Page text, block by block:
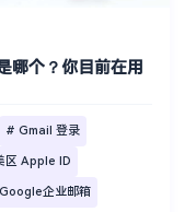
哪个？你目前在用
# Gmail 登录
区 Apple ID
企业邮箱